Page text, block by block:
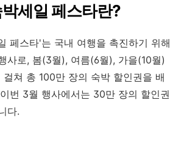
세일 페스타란?
페스타'는 국내 여행을 촉진하기 위해
사로, 봄(3월), 여름(6월), 가을(10월)
쳐 총 100만 장의 숙박 할인권을 배
이번 3월 행사에서는 30만 장의 할인권
다.